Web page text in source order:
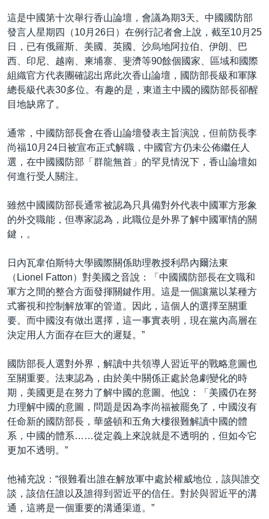
這是中國第十次舉行香山論壇，會議為期3天。中國國防部
發言人星期四（10月26日）在例行記者會上說，截至10月25
日，已有俄羅斯、美國、英國、沙烏地阿拉伯、伊朗、巴
西、印尼、越南、柬埔寨、斐濟等90餘個國家、區域和國際
組織官方代表團確認出席此次香山論壇，國防部長級和軍隊
總長級代表30多位。有趣的是，東道主中國的國防部長卻醒
目地缺席了。
通常，中國防部長會在香山論壇發表主旨演說，但前防長李
尚福10月24日被宣布正式解職，中國官方仍未公佈繼任人
選，在中國國防部「群龍無首」的罕見情況下，香山論壇如
何進行受人關注。
雖然中國國防部長通常被認為只具備對外代表中國軍方形象
的外交職能，但專家認為，此職位是外界了解中國軍情的關
鍵，。
日內瓦韋伯斯特大學國際關係助理教授利昂內爾法東
（Lionel Fatton）對美國之音說：「中國國防部長在文職和
軍方之間的整合方面發揮關鍵作用。這是一個讓黨以某種方
式審視和控制解放軍的管道。因此，這個人的選擇至關重
要。而中國沒有做出選擇，這一事實表明，現在黨內高層在
決定用人方面存在巨大的遲疑。”
國防部長人選對外界，解讀中共領導人習近平的戰略意圖也
至關重要。法東認為，由於美中關係正處於急劇變化的時
期，美國更是在努力了解中國的意圖。他說：「美國仍在努
力理解中國的意圖，問題是因為李尚福被罷免了，中國沒有
任命新的國防部長，華盛頓和五角大樓很難解讀中國的體
系，中國的體系……從定義上來說就是不透明的，但如今它
更加不透明。”
他補充說：“很難看出誰在解放軍中處於權威地位，該與誰交
談，該信任誰以及誰得到習近平的信任。對於與習近平的溝
通，這將是一個重要的溝通渠道。”